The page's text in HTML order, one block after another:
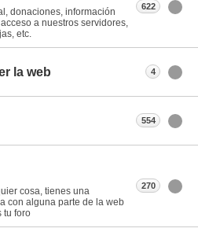
donaciones, información
a nuestros servidores,
etc.
622
la web 4
554
cosa, tienes una
con alguna parte de la web
tu foro
270